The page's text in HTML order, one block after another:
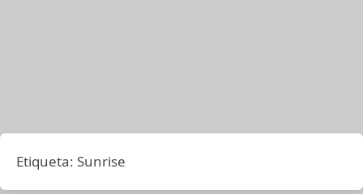
Etiqueta: Sunrise